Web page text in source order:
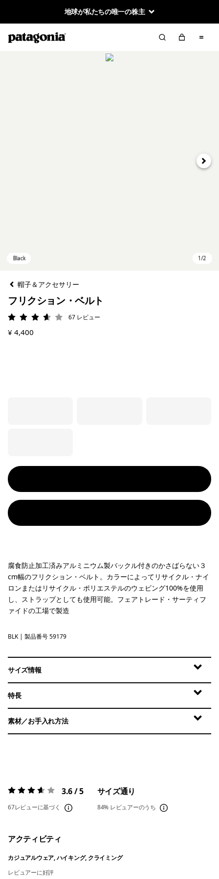
地球が私たちの唯一の株主
次へ
帽子＆アクセサリー
フリクション・ベルト
評価: 3.6 / 5
67 レビュー
¥ 4,400
腐食防止加工済みアルミニウム製バックル付きのかさばらない３
cm幅のフリクション・ベルト。カラーによってリサイクル・ナイ
ロンまたはリサイクル・ポリエステルのウェビング100%を使用
し、ストラップとしても使用可能。フェアトレード・サーティフ
ァイドの工場で製造
Black
BLK | 製品番号 59179
サイズ情報
特長
素材／お手入れ方法
評価:3.6 / 5 3.6 / 5
67レビューに基づく
サイズ通り
84% レビュアーのうち
アクティビティ
カジュアルウェア, ハイキング, クライミング
レビュアーに好評